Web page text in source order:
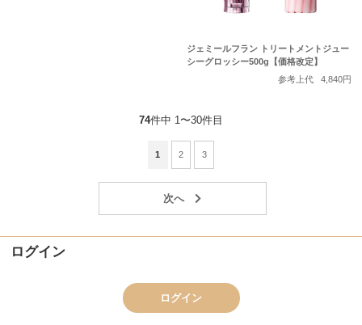
ジェミールフラン トリートメントジュー
シーグロッシー500g【価格改定】
参考上代
4,840円
74件中 1〜30件目
1 2 3
ログイン
ログイン